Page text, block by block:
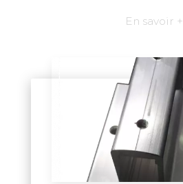
En savoir +